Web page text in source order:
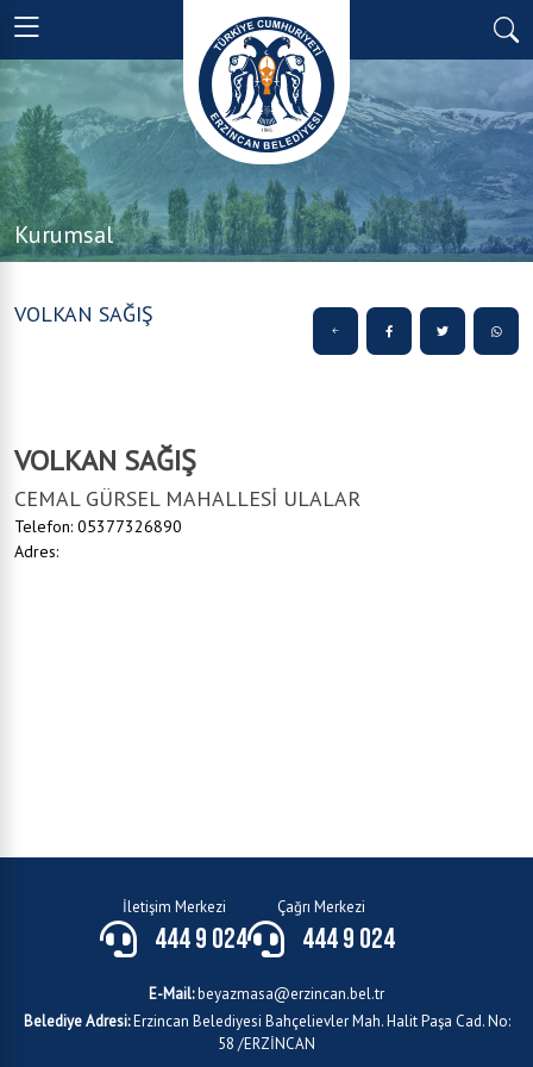
Kurumsal
VOLKAN SAĞIŞ
VOLKAN SAĞIŞ
CEMAL GÜRSEL MAHALLESİ ULALAR
Telefon: 05377326890
Adres:
İletişim Merkezi
444 9 024
Çağrı Merkezi
444 9 024
E-Mail:beyazmasa@erzincan.bel.tr
Belediye Adresi:Erzincan Belediyesi Bahçelievler Mah. Halit Paşa Cad. No:
58 /ERZİNCAN